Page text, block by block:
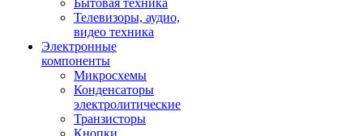
Бытовая техника
Телевизоры, аудио,
видео техника
Электронные
компоненты
Микросхемы
Конденсаторы
электролитические
Транзисторы
Кнопки,